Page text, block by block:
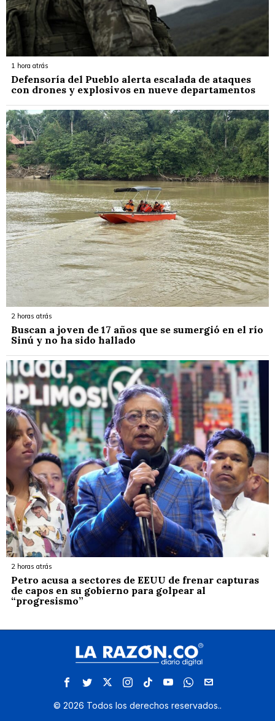
1 hora atrás
Defensoría del Pueblo alerta escalada de ataques
con drones y explosivos en nueve departamentos
2 horas atrás
Buscan a joven de 17 años que se sumergió en el río
Sinú y no ha sido hallado
2 horas atrás
Petro acusa a sectores de EEUU de frenar capturas
de capos en su gobierno para golpear al
“progresismo”
© 2026 Todos los derechos reservados..